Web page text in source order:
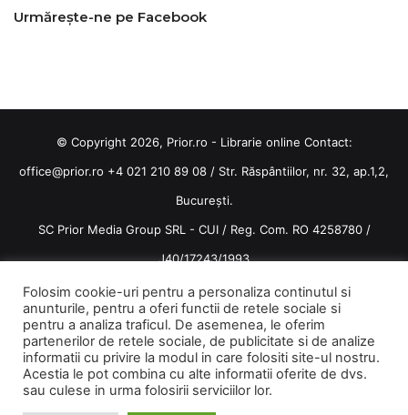
Urmărește-ne pe Facebook
© Copyright 2026, Prior.ro - Librarie online Contact:
office@prior.ro +4 021 210 89 08 / Str. Răspântiilor, nr. 32, ap.1,2,
București.
SC Prior Media Group SRL - CUI / Reg. Com. RO 4258780 /
J40/17243/1993
Termeni și condiții/ Politica de confidentialitate
Terms and conditions
Folosim cookie-uri pentru a personaliza continutul si
anunturile, pentru a oferi functii de retele sociale si
pentru a analiza traficul. De asemenea, le oferim
partenerilor de retele sociale, de publicitate si de analize
informatii cu privire la modul in care folositi site-ul nostru.
Acestia le pot combina cu alte informatii oferite de dvs.
sau culese in urma folosirii serviciilor lor.